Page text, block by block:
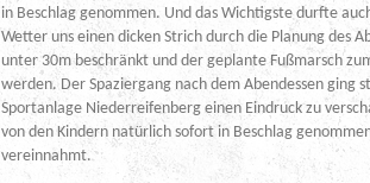
in Beschlag genommen. Und das Wichtigste durfte
Wetter uns einen dicken Strich durch die Planung des
unter 30m beschränkt und der geplante Fußmarsch
werden. Der Spaziergang nach dem Abendessen ging
Sportanlage Niederreifenberg einen Eindruck zu
von den Kindern natürlich sofort in Beschlag
vereinnahmt.